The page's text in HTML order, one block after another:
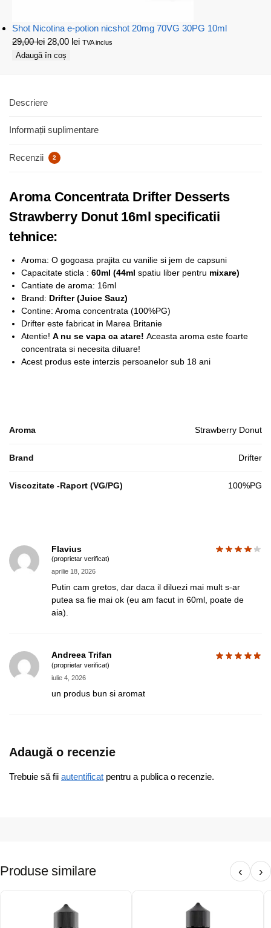
Shot Nicotina e-potion nicshot 20mg 70VG 30PG 10ml
29,00lei 28,00 lei TVA inclus
Adaugă în coș
Descriere
Informații suplimentare
Recenzii 2
Aroma Concentrata Drifter Desserts
Strawberry Donut 16ml specificatii
tehnice:
Aroma: O gogoasa prajita cu vanilie si jem de capsuni
Capacitate sticla : 60ml (44ml spatiu liber pentru mixare)
Cantiate de aroma: 16ml
Brand: Drifter (Juice Sauz)
Contine: Aroma concentrata (100%PG)
Drifter este fabricat in Marea Britanie
Atentie! A nu se vapa ca atare! Aceasta aroma este foarte
concentrata si necesita diluare!
Acest produs este interzis persoanelor sub 18 ani
Aroma Strawberry Donut
Brand Drifter
Viscozitate -Raport (VG/PG) 100%PG
Flavius
(proprietar verificat)
aprilie 18, 2026
Putin cam gretos, dar daca il diluezi mai mult s-ar
putea sa fie mai ok (eu am facut in 60ml, poate de
aia).
Andreea Trifan
(proprietar verificat)
iulie 4, 2026
un produs bun si aromat
Adaugă o recenzie
Trebuie să fii autentificat pentru a publica o recenzie.
Produse similare ‹ ›